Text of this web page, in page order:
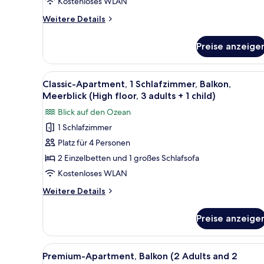
Meerblick
(High
2
adults+1
child)
anzeigen
Weitere Details
Weitere
Apartment,
Schlafzimmer,
Balkon,
(High
floor,
2
adults+1
child)
Preise
Alle
Fotos
Classic-
Apartment,
1
Schlafzimmer,
Balkon,
Meerblick
(High
3
adults
+
Schreibtisch, kostenlose
9
Classic-Apartment, 1 Schlafzimmer, Balkon,
Meerblick (High floor, 3 adults + 1 child)
Blick auf den Ozean
1 Schlafzimmer
Platz für 4 Personen
2 Einzelbetten und 1 großes Schlafsofa
Kostenloses WLAN
Weitere Details
Weitere
Apartment,
Schlafzimmer,
Preise
Alle
Ein ordentlich bezogenes
11
Premium-Apartment, Balkon (2 Adults and 2